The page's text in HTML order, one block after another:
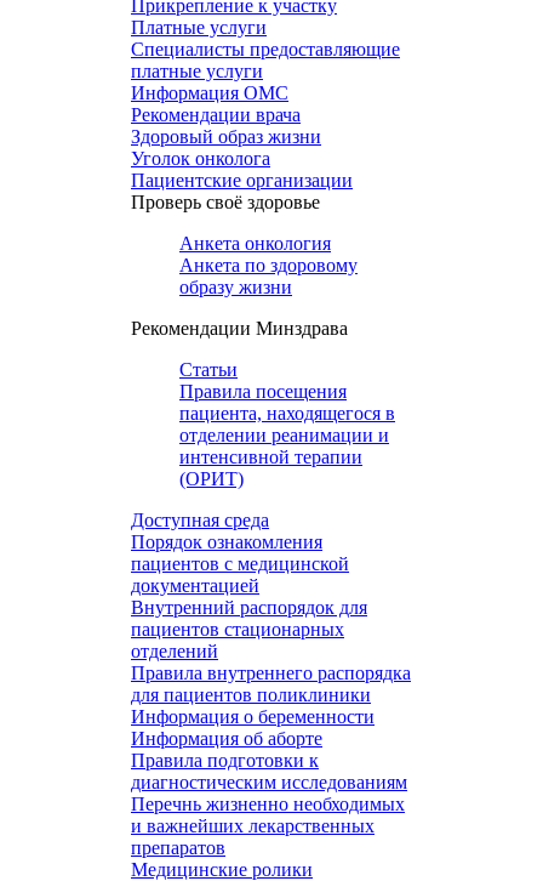
Прикрепление к участку
Платные услуги
Специалисты предоставляющие
платные услуги
Информация ОМС
Рекомендации врача
Здоровый образ жизни
Уголок онколога
Пациентские организации
Проверь своё здоровье
Анкета онкология
Анкета по здоровому
образу жизни
Рекомендации Минздрава
Статьи
Правила посещения
пациента, находящегося в
отделении реанимации и
интенсивной терапии
(ОРИТ)
Доступная среда
Порядок ознакомления
пациентов с медицинской
документацией
Внутренний распорядок для
пациентов стационарных
отделений
Правила внутреннего распорядка
для пациентов поликлиники
Информация о беременности
Информация об аборте
Правила подготовки к
диагностическим исследованиям
Перечнь жизненно необходимых
и важнейших лекарственных
препаратов
Медицинские ролики